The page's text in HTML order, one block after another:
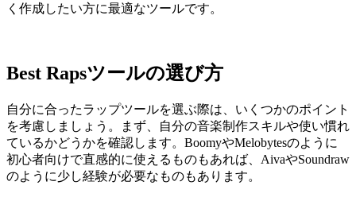
く作成したい方に最適なツールです。
Best Rapsツールの選び方
自分に合ったラップツールを選ぶ際は、いくつかのポイント
を考慮しましょう。まず、自分の音楽制作スキルや使い慣れ
ているかどうかを確認します。BoomyやMelobytesのように
初心者向けで直感的に使えるものもあれば、AivaやSoundraw
のように少し経験が必要なものもあります。